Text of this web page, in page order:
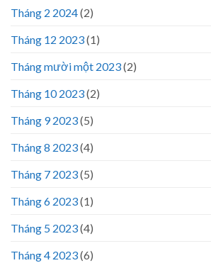
Tháng 2 2024(2)
Tháng 12 2023(1)
Tháng mười một 2023(2)
Tháng 10 2023(2)
Tháng 9 2023(5)
Tháng 8 2023(4)
Tháng 7 2023(5)
Tháng 6 2023(1)
Tháng 5 2023(4)
Tháng 4 2023(6)